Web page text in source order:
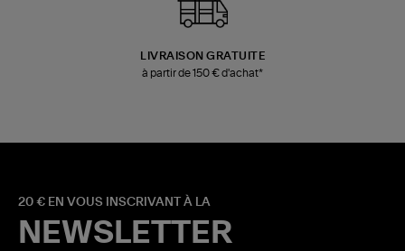
LIVRAISON GRATUITE
à partir de 150 € d'achat*
20 € EN VOUS INSCRIVANT À LA
NEWSLETTER